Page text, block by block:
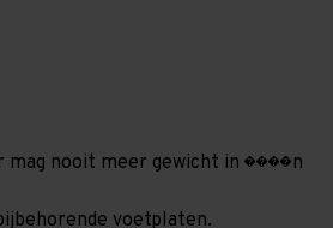
mag nooit meer gewicht in ����n
voetplaten.